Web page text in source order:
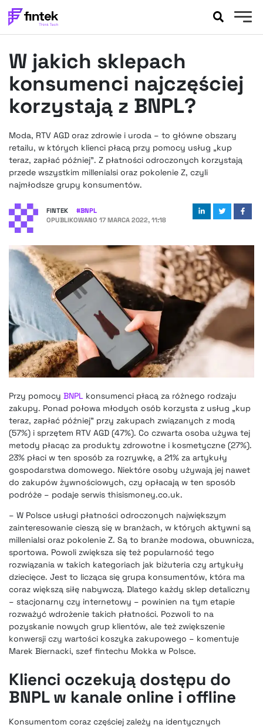
BANKOWOŚĆ
EVENTY
FELIETONY
WYWIADY
PODCASTY
FINTEKEXTRA
OKIEM EKSPERTA
W jakich sklepach
konsumenci najczęściej
korzystają z BNPL?
Moda, RTV AGD oraz zdrowie i uroda – to główne obszary
retailu, w których klienci płacą przy pomocy usług „kup
teraz, zapłać później”. Z płatności odroczonych korzystają
przede wszystkim millenialsi oraz pokolenie Z, czyli
najmłodsze grupy konsumentów.
FINTEK #BNPL
OPUBLIKOWANO 17 MARCA 2022, 11:18
Przy pomocy BNPL konsumenci płacą za różnego rodzaju
zakupy. Ponad połowa młodych osób korzysta z usług „kup
teraz, zapłać później” przy zakupach związanych z modą
(57%) i sprzętem RTV AGD (47%). Co czwarta osoba używa tej
metody płacąc za produkty zdrowotne i kosmetyczne (27%).
23% płaci w ten sposób za rozrywkę, a 21% za artykuły
gospodarstwa domowego. Niektóre osoby używają jej nawet
do zakupów żywnościowych, czy opłacają w ten sposób
podróże – podaje serwis thisismoney.co.uk.
– W Polsce usługi płatności odroczonych największym
zainteresowanie cieszą się w branżach, w których aktywni są
millenialsi oraz pokolenie Z. Są to branże modowa, obuwnicza,
sportowa. Powoli zwiększa się też popularność tego
rozwiązania w takich kategoriach jak biżuteria czy artykuły
dziecięce. Jest to licząca się grupa konsumentów, która ma
coraz większą siłę nabywczą. Dlatego każdy sklep detaliczny
– stacjonarny czy internetowy – powinien na tym etapie
rozważyć wdrożenie takich płatności. Pozwoli to na
pozyskanie nowych grup klientów, ale też zwiększenie
konwersji czy wartości koszyka zakupowego – komentuje
Marek Biernacki, szef fintechu Mokka w Polsce.
Klienci oczekują dostępu do
BNPL w kanale online i offline
Konsumentom coraz częściej zależy na identycznych